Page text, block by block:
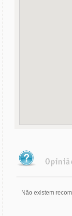
Não existem